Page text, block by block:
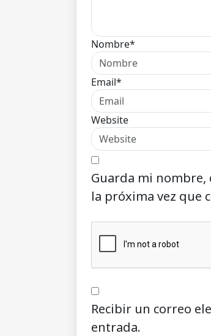
Nombre*
Email*
Website
Guarda mi nombre,
la próxima vez que
Recibir un correo
entrada.